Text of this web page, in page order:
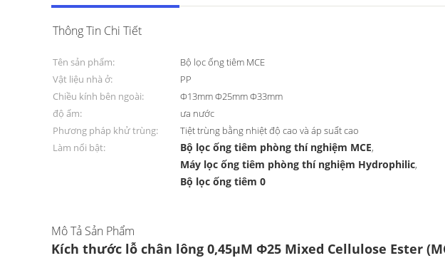
Thông Tin Chi Tiết
Tên sản phẩm: Bộ lọc ống tiêm MCE
Vật liệu nhà ở:
PP
Chiều kính bên ngoài:
Φ13mm Φ25mm Φ33mm
độ ẩm:
ưa nước
Phương pháp khử trùng:
Tiệt trùng bằng nhiệt độ cao và áp suất cao
Làm nổi bật:
Bộ lọc ống tiêm phòng thí nghiệm MCE,
Máy lọc ống tiêm phòng thí nghiệm Hydrophilic,
Bộ lọc ống tiêm 0
Mô Tả Sản Phẩm
Kích thước lỗ chân lông 0,45μM Φ25 Mixed Cellulose Ester